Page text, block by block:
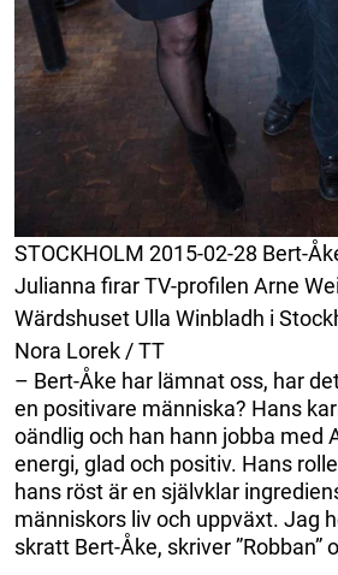
STOCKHOLM 2015-02-28 Bert-
Julianna firar TV-profilen Arne
Wärdshuset Ulla Winbladh i
Nora Lorek / TT
– Bert-Åke har lämnat oss, har
en positivare människa? Hans
oändlig och han hann jobba med
energi, glad och positiv. Hans
hans röst är en självklar
människors liv och uppväxt. Jag
skratt Bert-Åke, skriver ”Robban”